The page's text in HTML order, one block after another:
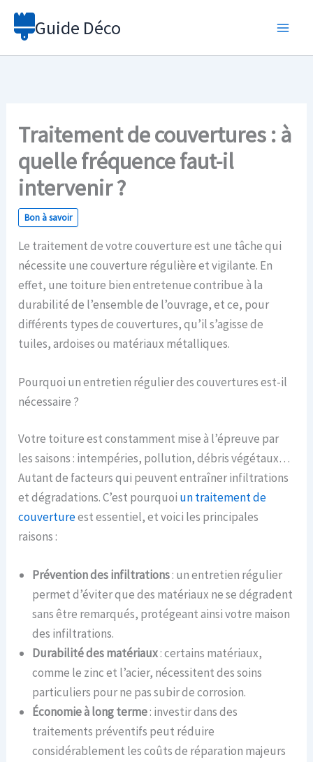
Aller
Guide Déco
Traitement de couvertures : à
quelle fréquence faut-il
intervenir ?
Bon à savoir
Le traitement de votre couverture est une tâche qui
nécessite une couverture régulière et vigilante. En
effet, une toiture bien entretenue contribue à la
durabilité de l’ensemble de l’ouvrage, et ce, pour
différents types de couvertures, qu’il s’agisse de
tuiles, ardoises ou matériaux métalliques.
Pourquoi un entretien régulier des couvertures est-il
nécessaire ?
Votre toiture est constamment mise à l’épreuve par
les saisons : intempéries, pollution, débris végétaux…
Autant de facteurs qui peuvent entraîner infiltrations
et dégradations. C’est pourquoi un traitement de
couvertureest essentiel, et voici les principales
raisons :
Prévention des infiltrations: un entretien régulier
permet d’éviter que des matériaux ne se dégradent
sans être remarqués, protégeant ainsi votre maison
des infiltrations.
Durabilité des matériaux: certains matériaux,
comme le zinc et l’acier, nécessitent des soins
particuliers pour ne pas subir de corrosion.
Économie à long terme: investir dans des
traitements préventifs peut réduire
considérablement les coûts de réparation majeurs